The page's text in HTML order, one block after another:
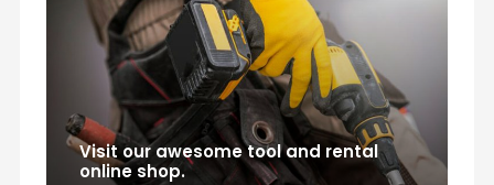
Visit our awesome tool and rental
online shop.